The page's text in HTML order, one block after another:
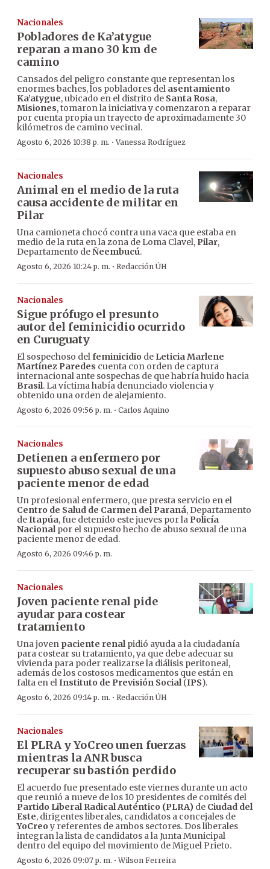
Nacionales
Pobladores de Ka’atygue
reparan a mano 30 km de
camino
Cansados del peligro constante que representan los
enormes baches, los pobladores del asentamiento
Ka’atygue, ubicado en el distrito de Santa Rosa,
Misiones, tomaron la iniciativa y comenzaron a reparar
por cuenta propia un trayecto de aproximadamente 30
kilómetros de camino vecinal.
Agosto 6, 2026 10:38 p. m. ·Vanessa Rodríguez
Nacionales
Animal en el medio de la ruta
causa accidente de militar en
Pilar
Una camioneta chocó contra una vaca que estaba en
medio de la ruta en la zona de Loma Clavel, Pilar,
Departamento deÑeembucú.
Agosto 6, 2026 10:24 p. m. · Redacción ÚH
Nacionales
Sigue prófugo el presunto
autor del feminicidio ocurrido
en Curuguaty
El sospechoso delfeminicidio de Leticia Marlene
Martínez Paredes cuenta con orden de captura
internacional ante sospechas de que habría huido hacia
Brasil. La víctima había denunciado violencia y
obtenido una orden de alejamiento.
Agosto 6, 2026 09:56 p. m. · Carlos Aquino
Nacionales
Detienen a enfermero por
supuesto abuso sexual de una
paciente menor de edad
Un profesional enfermero, que presta servicio en el
Centro de Salud de Carmen del Paraná, Departamento
deItapúa, fue detenido este jueves por la Policía
Nacionalpor el supuesto hecho de abuso sexual de una
paciente menor de edad.
Agosto 6, 2026 09:46 p. m.
Nacionales
Joven paciente renal pide
ayudar para costear
tratamiento
Una joven paciente renalpidió ayuda a la ciudadanía
para costear su tratamiento, ya que debe adecuar su
vivienda para poder realizarse la diálisis peritoneal,
además de los costosos medicamentos que están en
falta en elInstituto de Previsión Social(IPS).
Agosto 6, 2026 09:14 p. m. · Redacción ÚH
Nacionales
El PLRA y YoCreo unen fuerzas
mientras la ANR busca
recuperar su bastión perdido
El acuerdo fue presentado este viernes durante un acto
que reunió a nueve de los 10 presidentes de comités del
Partido Liberal Radical Auténtico (PLRA) de Ciudad del
Este, dirigentes liberales, candidatos a concejales de
YoCreo y referentes de ambos sectores. Dos liberales
integran la lista de candidatos a la Junta Municipal
dentro del equipo del movimiento de Miguel Prieto.
Agosto 6, 2026 09:07 p. m. ·Wilson Ferreira